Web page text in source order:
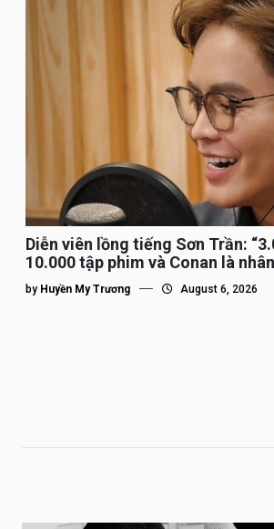
Diễn viên lồng tiếng Sơn Trần:
10.000 tập phim và Conan là
nhất”
by Huyền My Trương August 6, 2026